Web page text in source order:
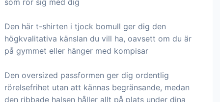
som rör sig med dig
Den här t-shirten i tjock bomull ger dig den
högkvalitativa känslan du vill ha, oavsett om du är
på gymmet eller hänger med kompisar
Den oversized passformen ger dig ordentlig
rörelsefrihet utan att kännas begränsande, medan
den ribbade halsen håller allt på plats under dina